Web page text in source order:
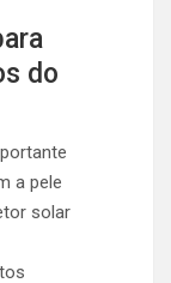
do
a pele
solar